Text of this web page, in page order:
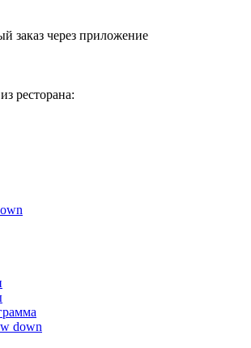
заказ через приложение
ресторана: